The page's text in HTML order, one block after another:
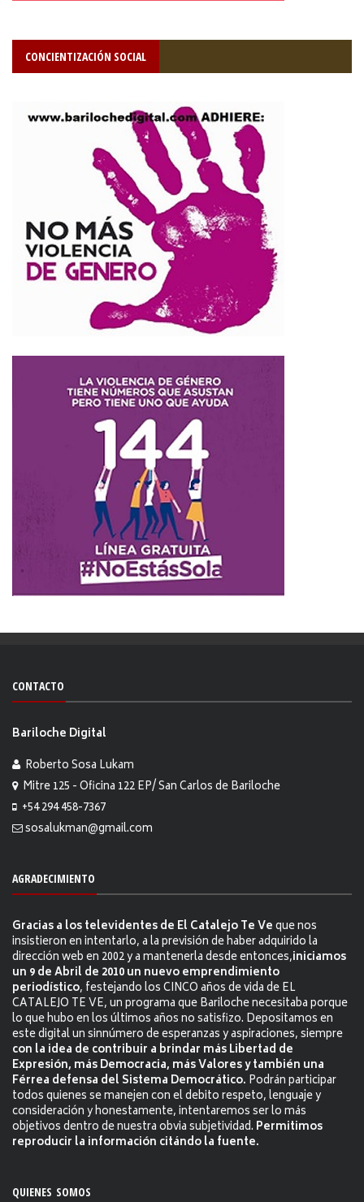
CONCIENTIZACIÓN SOCIAL
CONTACTO
Bariloche Digital
Roberto Sosa Lukam
Mitre 125 - Oficina 122 EP/ San Carlos de Bariloche
+54 294 458-7367
sosalukman@gmail.com
AGRADECIMIENTO
Gracias a los televidentes de El Catalejo Te Veque nos
insistieron en intentarlo, a la previsión de haber adquirido la
dirección web en 2002 y a mantenerla desde entonces,iniciamos
un 9 de Abril de 2010 un nuevo emprendimiento
periodístico, festejando los CINCO años de vida de EL
CATALEJO TE VE, un programa que Bariloche necesitaba porque
lo que hubo en los últimos años no satisfizo. Depositamos en
este digital un sinnúmero de esperanzas y aspiraciones, siempre
con la idea de contribuir a brindar más Libertad de
Expresión, más Democracia, más Valores y también una
Férrea defensa del Sistema Democrático. Podrán participar
todos quienes se manejen con el debito respeto, lenguaje y
consideración y honestamente, intentaremos ser lo más
objetivos dentro de nuestra obvia subjetividad. Permitimos
reproducir la información citándo la fuente.
QUIENES SOMOS